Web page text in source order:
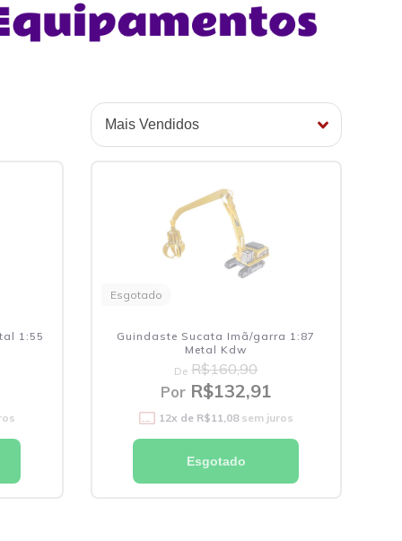
1:55
Esgotado
Guindaste Sucata Imã/garra 1:87
Metal Kdw
De R$160,90
PorR$132,91
12x de R$11,08sem juros
Esgotado